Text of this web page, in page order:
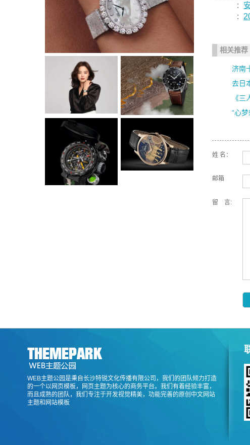
:
:
相关推荐
济南
去日
《
“心
姓 名：
邮箱
留 言:
WEB主题公园是秉自长沙特锐文化传播有限公司，我们的团队倾力打造
的一个以网页模板，网页主题为核心的商务平台。我们有着经验丰富，
而且成熟的团队，我们专注于开发视觉精美，功能完善的原创中文网站
主题和网站模板